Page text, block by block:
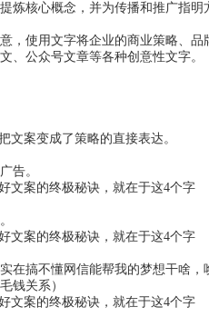
炼核心概念，并为传播和推广指明
，使用文字将企业的商业策略、
、公众号文章等各种创意性文字。
文案变成了策略的直接表达。
告。
在搞不懂网信能帮我的梦想干啥，
钱关系）